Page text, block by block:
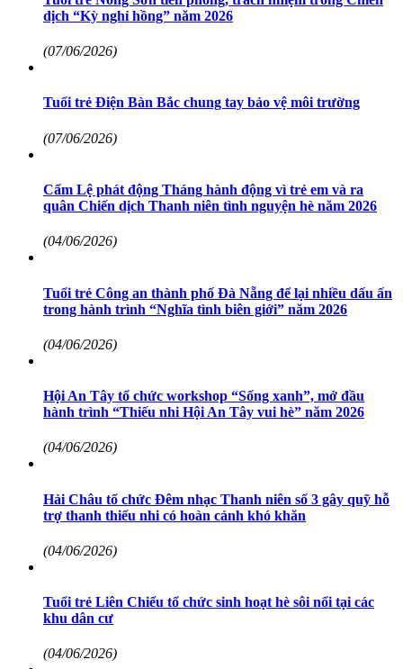
dịch “Kỳ nghỉ hồng” năm 2026
(07/06/2026)
Tuổi trẻ Điện Bàn Bắc chung tay bảo vệ môi trường
(07/06/2026)
Cẩm Lệ phát động Tháng hành động vì trẻ em và ra
quân Chiến dịch Thanh niên tình nguyện hè năm 2026
(04/06/2026)
Tuổi trẻ Công an thành phố Đà Nẵng để lại nhiều dấu ấn
trong hành trình “Nghĩa tình biên giới” năm 2026
(04/06/2026)
Hội An Tây tổ chức workshop “Sống xanh”, mở đầu
hành trình “Thiếu nhi Hội An Tây vui hè” năm 2026
(04/06/2026)
Hải Châu tổ chức Đêm nhạc Thanh niên số 3 gây quỹ hỗ
trợ thanh thiếu nhi có hoàn cảnh khó khăn
(04/06/2026)
Tuổi trẻ Liên Chiểu tổ chức sinh hoạt hè sôi nổi tại các
khu dân cư
(04/06/2026)